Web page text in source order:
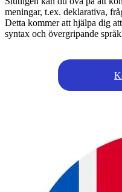
meningar, t.ex. deklarativa,
Detta kommer att hjälpa dig
syntax och övergripande